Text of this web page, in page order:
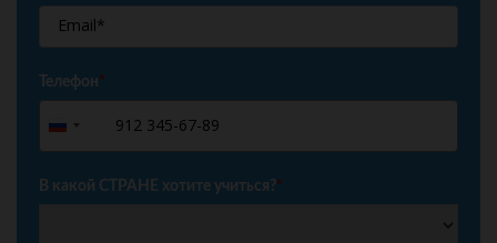
Телефон*
Russia
+7
В какой СТРАНЕ хотите учиться?*